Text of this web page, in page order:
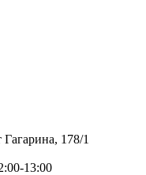
178/1
13:00